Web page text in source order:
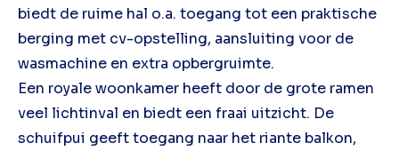
biedt de ruime hal o.a. toegang tot een praktische
berging met cv-opstelling, aansluiting voor de
wasmachine en extra opbergruimte.
Een royale woonkamer heeft door de grote ramen
veel lichtinval en biedt een fraai uitzicht. De
schuifpui geeft toegang naar het riante balkon,